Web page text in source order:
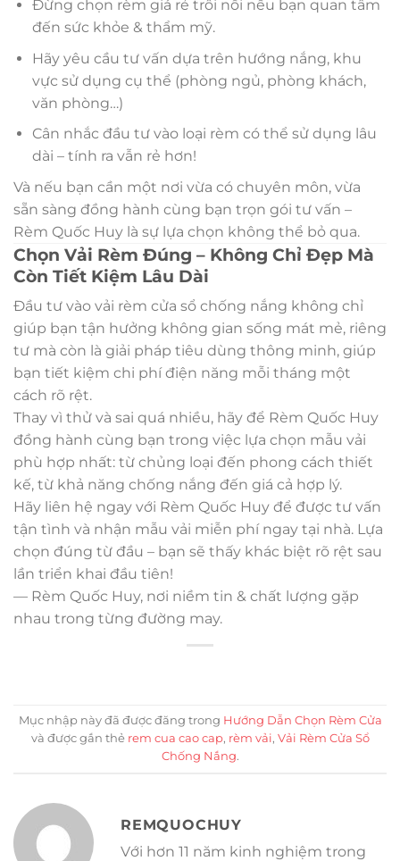
Đừng chọn rèm giá rẻ trôi nổi nếu bạn quan tâm
đến sức khỏe & thẩm mỹ.
Hãy yêu cầu tư vấn dựa trên hướng nắng, khu
vực sử dụng cụ thể (phòng ngủ, phòng khách,
văn phòng…)
Cân nhắc đầu tư vào loại rèm có thể sử dụng lâu
dài – tính ra vẫn rẻ hơn!
Và nếu bạn cần một nơi vừa có chuyên môn, vừa
sẵn sàng đồng hành cùng bạn trọn gói tư vấn –
Rèm Quốc Huy là sự lựa chọn không thể bỏ qua.
Chọn Vải Rèm Đúng – Không Chỉ Đẹp Mà
Còn Tiết Kiệm Lâu Dài
Đầu tư vào vải rèm cửa sổ chống nắng không chỉ
giúp bạn tận hưởng không gian sống mát mẻ, riêng
tư mà còn là giải pháp tiêu dùng thông minh, giúp
bạn tiết kiệm chi phí điện năng mỗi tháng một
cách rõ rệt.
Thay vì thử và sai quá nhiều, hãy để Rèm Quốc Huy
đồng hành cùng bạn trong việc lựa chọn mẫu vải
phù hợp nhất: từ chủng loại đến phong cách thiết
kế, từ khả năng chống nắng đến giá cả hợp lý.
Hãy liên hệ ngay với Rèm Quốc Huy để được tư vấn
tận tình và nhận mẫu vải miễn phí ngay tại nhà. Lựa
chọn đúng từ đầu – bạn sẽ thấy khác biệt rõ rệt sau
lần triển khai đầu tiên!
— Rèm Quốc Huy, nơi niềm tin & chất lượng gặp
nhau trong từng đường may.
Mục nhập này đã được đăng trong Hướng Dẫn Chọn Rèm Cửa
và được gắn thẻ rem cua cao cap, rèm vải, Vải Rèm Cửa Sổ
Chống Nắng.
REMQUOCHUY
Với hơn 11 năm kinh nghiệm trong